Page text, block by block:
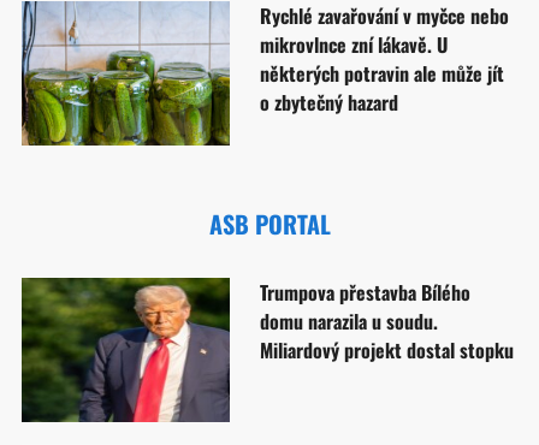
Rychlé zavařování v myčce nebo
mikrovlnce zní lákavě. U
některých potravin ale může jít
o zbytečný hazard
ASB PORTAL
Trumpova přestavba Bílého
domu narazila u soudu.
Miliardový projekt dostal stopku